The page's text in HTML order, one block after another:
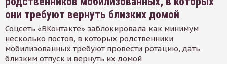
они требуют вернуть близких домой
Соцсеть «ВКонтакте» заблокировала как минимум
несколько постов, в которых родственники
мобилизованных требуют провести ротацию, дать
близким отпуск и вернуть их домой